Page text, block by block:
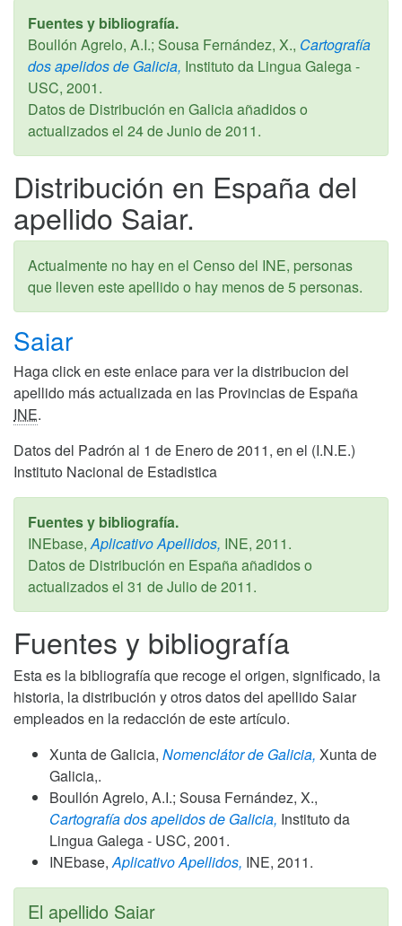
Fuentes y bibliografía.
Boullón Agrelo, A.I.; Sousa Fernández, X., Cartografía
dos apelidos de Galicia, Instituto da Lingua Galega -
USC, 2001.
Datos de Distribución en Galicia añadidos o
actualizados el 24 de Junio de 2011.
Distribución en España del
apellido Saiar.
Actualmente no hay en el Censo del INE, personas
que lleven este apellido o hay menos de 5 personas.
Saiar
Haga click en este enlace para ver la distribucion del
apellido más actualizada en las Provincias de España
INE.
Datos del Padrón al 1 de Enero de 2011, en el (I.N.E.)
Instituto Nacional de Estadistica
Fuentes y bibliografía.
INEbase,Aplicativo Apellidos, INE, 2011.
Datos de Distribución en España añadidos o
actualizados el 31 de Julio de 2011.
Fuentes y bibliografía
Esta es la bibliografía que recoge el origen, significado, la
historia, la distribución y otros datos del apellido Saiar
empleados en la redacción de este artículo.
Xunta de Galicia, Nomenclátor de Galicia, Xunta de
Galicia,.
Boullón Agrelo, A.I.; Sousa Fernández, X.,
Cartografía dos apelidos de Galicia, Instituto da
Lingua Galega - USC, 2001.
INEbase,Aplicativo Apellidos, INE, 2011.
El apellido Saiar